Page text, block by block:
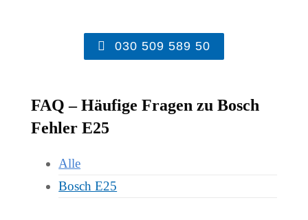
030 509 589 50
FAQ – Häufige Fragen zu Bosch
Fehler E25
Alle
Bosch E25